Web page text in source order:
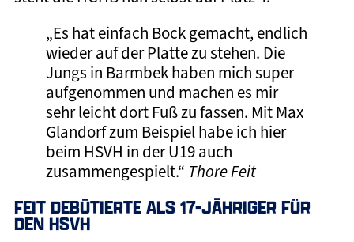
„Es hat einfach Bock gemacht, endlich
wieder auf der Platte zu stehen. Die
Jungs in Barmbek haben mich super
aufgenommen und machen es mir
sehr leicht dort Fuß zu fassen. Mit Max
Glandorf zum Beispiel habe ich hier
beim HSVH in der U19 auch
zusammengespielt.“ Thore Feit
FEIT DEBÜTIERTE ALS 17-JÄHRIGER FÜR
DEN HSVH